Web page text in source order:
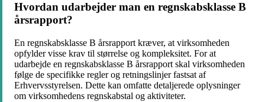
Hvordan udarbejder man en regnskabsklasse B
årsrapport?
En regnskabsklasse B årsrapport kræver, at virksomheden
opfylder visse krav til størrelse og kompleksitet. For at
udarbejde en regnskabsklasse B årsrapport skal virksomheden
følge de specifikke regler og retningslinjer fastsat af
Erhvervsstyrelsen. Dette kan omfatte detaljerede oplysninger
om virksomhedens regnskabstal og aktiviteter.